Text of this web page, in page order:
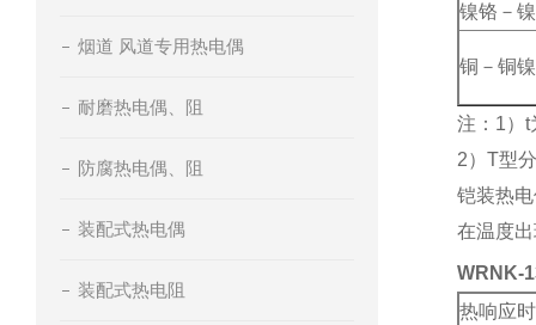
烟道 风道专用热电偶
耐磨热电偶、阻
防腐热电偶、阻
装配式热电偶
装配式热电阻
镍铬－
铜－铜镍
注：1）t
2）T型
铠装热
在温度
WRNK-
热响应